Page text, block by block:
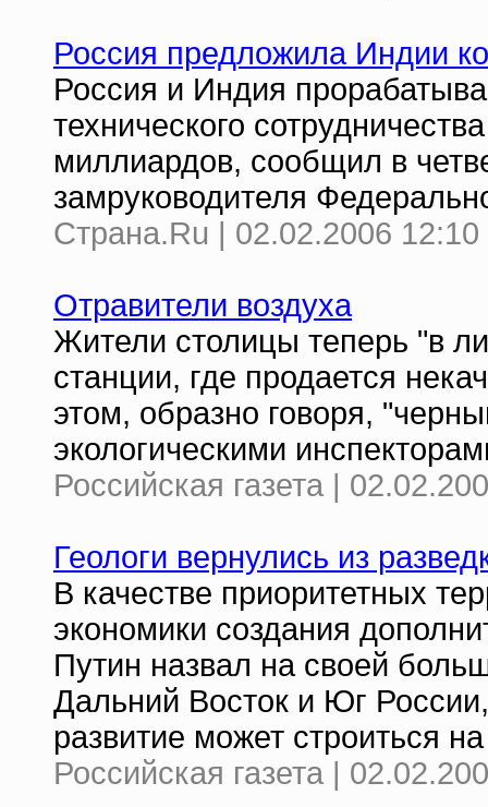
Россия предложила Индии
Россия и Индия
технического
миллиардов, сообщил в
замруководителя
Страна.Ru | 02.02.2006 12:10
Отравители воздуха
Жители столицы теперь "в
станции, где продается
этом, образно говоря,
экологическими
Российская газета |
Геологи вернулись из
В качестве приоритетных
экономики создания
Путин назвал на своей
Дальний Восток и Юг
развитие может строиться
Российская газета |